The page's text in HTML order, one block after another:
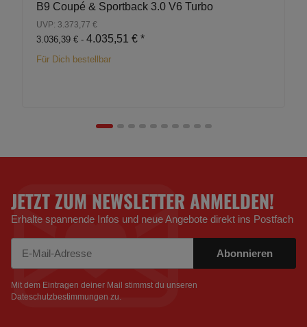
B9 Coupé & Sportback 3.0 V6 Turbo
UVP: 3.373,77 €
3.036,39 € - 4.035,51 € *
Für Dich bestellbar
JETZT ZUM NEWSLETTER ANMELDEN!
Erhalte spannende Infos und neue Angebote direkt ins Postfach
Abonnieren
Mit dem Eintragen deiner Mail stimmst du unseren
Dateschutzbestimmungen zu.